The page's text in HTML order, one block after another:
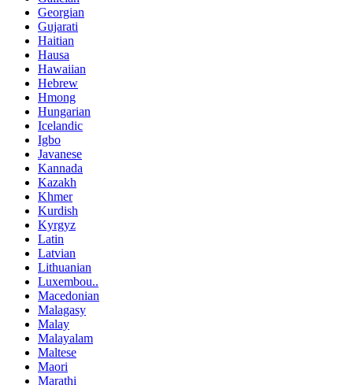
Georgian
Gujarati
Haitian
Hausa
Hawaiian
Hebrew
Hmong
Hungarian
Icelandic
Igbo
Javanese
Kannada
Kazakh
Khmer
Kurdish
Kyrgyz
Latin
Latvian
Lithuanian
Luxembou..
Macedonian
Malagasy
Malay
Malayalam
Maltese
Maori
Marathi